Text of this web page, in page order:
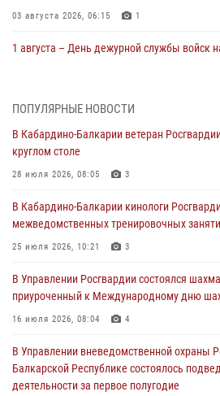
03 августа 2026, 06:15 1
1 августа – День дежурной службы войск
мировой войне 1914-1918 годов
01 августа 2026, 07:30
поздравил специалистов подразделений
праздником
01 августа 2026, 00:10
Росгвардия обеспечивает безопасность
направлении
31 июля 2026, 09:22
Состоялась рабочая встреча директора
генерала армии Виктора Золотова с
представителя Президента Российской
ПОПУЛЯРНЫЕ НОВОСТИ
В Кабардино-Балкарии ветеран
круглом столе
28 июля 2026, 08:05 3
В Кабардино-Балкарии кинологи
межведомственных тренировочных
25 июля 2026, 10:21 3
В Управлении Росгвардии состоялся
приуроченный к Международному дню
16 июля 2026, 08:04 4
В Управлении вневедомственной охраны
Балкарской Республике состоялось
деятельности за первое полугодие